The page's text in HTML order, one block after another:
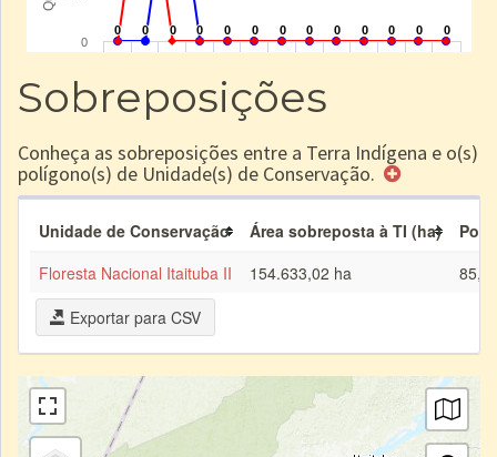
Sobreposições
Conheça as sobreposições entre a Terra Indígena e o(s)
polígono(s) de Unidade(s) de Conservação.
Unidade de Conservação Área sobreposta à TI (ha)
Floresta Nacional Itaituba II
154.633,02 ha
Exportar para CSV